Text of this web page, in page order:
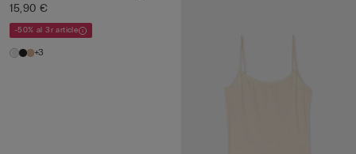
15,90 €
-50% al 3r article
+3